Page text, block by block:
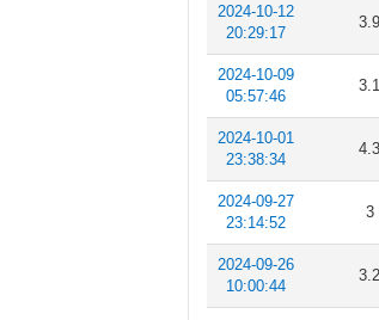
2024-10-12
20:29:17
3.9
2024-10-09
05:57:46
3.1
2024-10-01
23:38:34
4.3
2024-09-27
23:14:52
3
2024-09-26
10:00:44
3.2